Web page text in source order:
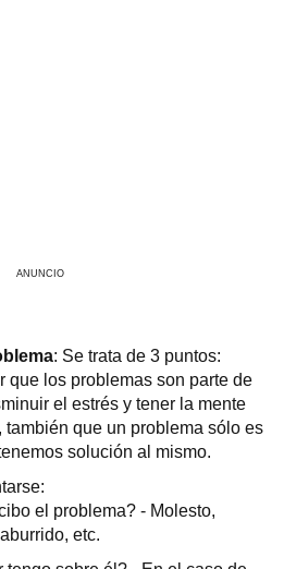
ANUNCIO
: Se trata de 3 puntos:
que los problemas son parte de
el estrés y tener la mente
también que un problema sólo es
solución al mismo.
el problema? - Molesto,
etc.